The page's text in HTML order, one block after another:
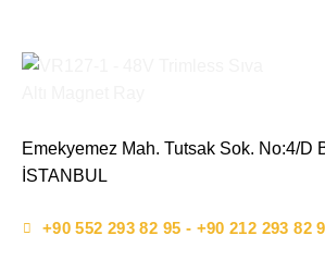
Emekyemez Mah. Tutsak Sok. No:4/D
İSTANBUL
+90 552 293 82 95 - +90 212 293 82